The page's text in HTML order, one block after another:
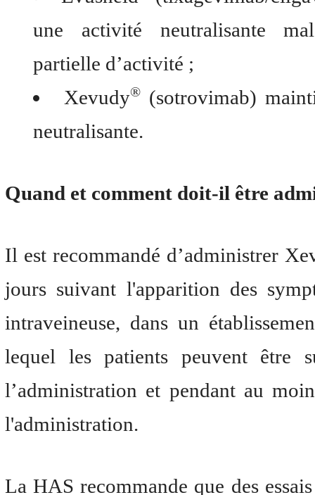
une activité neutralisante
partielle d’activité ;
Xevudy®(sotrovimab)
neutralisante.
Quand et comment doit-il être
Il est recommandé d’administrer
jours suivant l'apparition des
intraveineuse, dans un
lequel les patients peuvent être
l’administration et pendant au
l'administration.
La HAS recommande que des